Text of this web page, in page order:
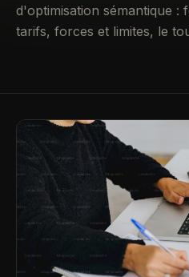
d'optimisation sémantique :
tarifs, forces et limites, le